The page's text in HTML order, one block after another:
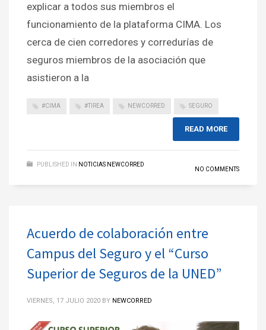
explicar a todos sus miembros el
funcionamiento de la plataforma CIMA. Los
cerca de cien corredores y corredurías de
seguros miembros de la asociación que
asistieron a la
#CIMA #TIREA NEWCORRED SEGURO
READ MORE
PUBLISHED IN NOTICIAS NEWCORRED
NO COMMENTS
Acuerdo de colaboración entre
Campus del Seguro y el “Curso
Superior de Seguros de la UNED”
VIERNES, 17 JULIO 2020 BY NEWCORRED